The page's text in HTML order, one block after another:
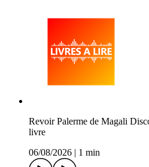
Revoir Palerme de Magali
livre
06/08/2026
1 min